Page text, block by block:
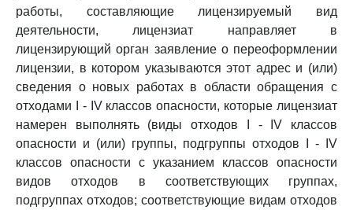
работы, составляющие лицензируемый вид
деятельности, лицензиат направляет в
лицензирующий орган заявление о переоформлении
лицензии, в котором указываются этот адрес и (или)
сведения о новых работах в области обращения с
отходами I - IV классов опасности, которые лицензиат
намерен выполнять (виды отходов I - IV классов
опасности и (или) группы, подгруппы отходов I - IV
классов опасности с указанием классов опасности
видов отходов в соответствующих группах,
подгруппах отходов; соответствующие видам отходов